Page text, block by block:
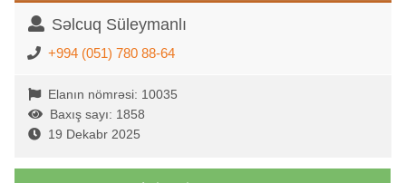
Səlcuq Süleymanlı
+994 (051) 780 88-64
Elanın nömrəsi: 10035
Baxış sayı: 1858
19 Dekabr 2025